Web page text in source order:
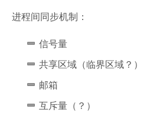
进程间同步机制：
信号量
共享区域（临界区域？）
邮箱
互斥量（？）